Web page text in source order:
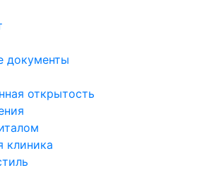
документы
открытость
клиника